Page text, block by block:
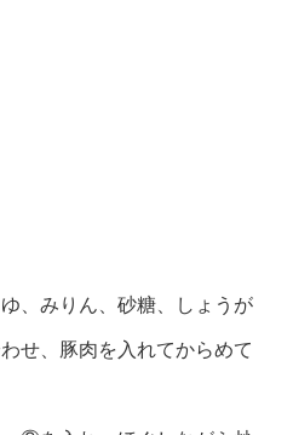
、みりん、砂糖、しょうが
せ、豚肉を入れてからめて